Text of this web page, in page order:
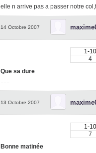
elle n arrive pas a passer notre
14 Octobre 2007
1-10
4
Que sa dure
......
13 Octobre 2007
1-10
7
Bonne matinée